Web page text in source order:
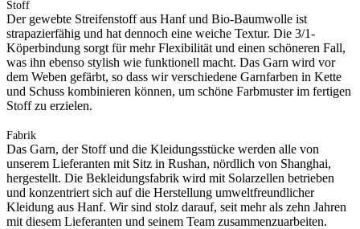
Stoff
Der gewebte Streifenstoff aus Hanf und Bio-Baumwolle ist
strapazierfähig und hat dennoch eine weiche Textur. Die 3/1-
Köperbindung sorgt für mehr Flexibilität und einen schöneren Fall,
was ihn ebenso stylish wie funktionell macht. Das Garn wird vor
dem Weben gefärbt, so dass wir verschiedene Garnfarben in Kette
und Schuss kombinieren können, um schöne Farbmuster im fertigen
Stoff zu erzielen.
Fabrik
Das Garn, der Stoff und die Kleidungsstücke werden alle von
unserem Lieferanten mit Sitz in Rushan, nördlich von Shanghai,
hergestellt. Die Bekleidungsfabrik wird mit Solarzellen betrieben
und konzentriert sich auf die Herstellung umweltfreundlicher
Kleidung aus Hanf. Wir sind stolz darauf, seit mehr als zehn Jahren
mit diesem Lieferanten und seinem Team zusammenzuarbeiten.